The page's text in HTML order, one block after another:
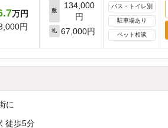
万円
円
敷
134,000
円
礼 67,000円
バス・トイレ別
駐車場あり
ペット相談
に
徒歩5分